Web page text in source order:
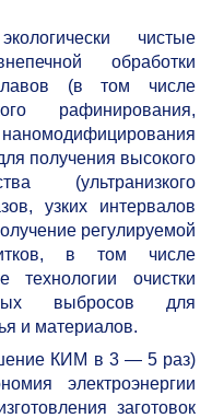
чистые
обработки
(в том числе
рафинирования,
получения высокого
(ультранизкого
узких интервалов
регулируемой
в том числе
технологии очистки
выбросов для
и материалов.
КИМ в 3 — 5 раз)
электроэнергии
заготовок